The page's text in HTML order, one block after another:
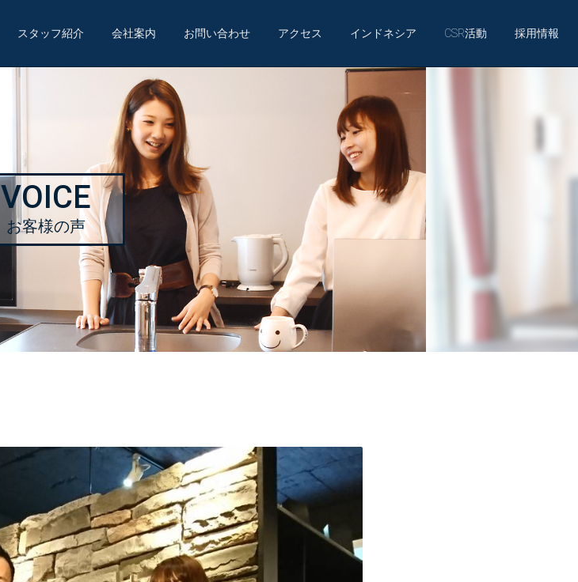
スタッフ紹介 会社案内 お問い合わせ アクセス インドネシア CSR活動 採用情報
VOICE
お客様の声